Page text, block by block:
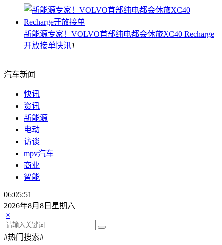
新能源专家！VOLVO首部纯电都会休旅XC40 Recharge
开放接单快讯1
汽车新闻
快讯
资讯
新能源
电动
访谈
mpv汽车
商业
智能
06:05:53
2026年8月8日星期六
×
#热门搜索#